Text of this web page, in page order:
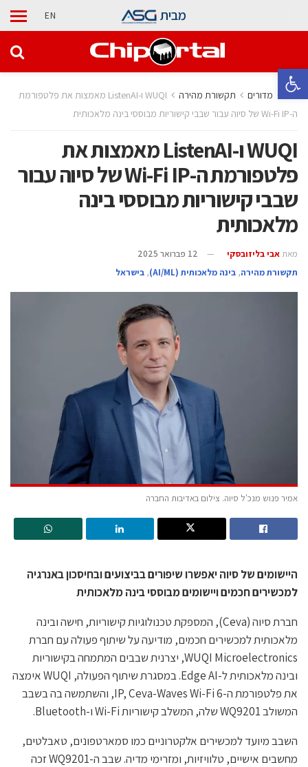
פתח סרגל נגישות
מבית EN
בית מדורים תקשורת מהירה
WUQI ו-ListenAI מאמצות את פלטפורמת
ה-Wi-Fi IP של סיוה עבור שבבי קישוריות מבוססי בינה מלאכותית
WUQI ו-ListenAI מאמצות את
פלטפורמת ה-Wi-Fi IP של סיוה עבור
שבבי קישוריות מבוססי בינה
מלאכותית
מאת אבי בליזובסקי
12 פברואר 2025
תקשורת מהירה, בינה מלאכותית (AI/ML) , בישראל
אמיר פנוש מנכ'ל סיוה. צילום באדיבות החברה
היישומים של סיוה יאפשרו שיפורים בביצועים ובחיסכון באנרגיה
למכשירים חכמים ויישומים מבוססי בינה מלאכותית
חברת סיוה (Ceva), המספקת טכנולוגיות קישוריות, חישה ובינה
מלאכותית למכשירים חכמים, מודיעה על שיתוף פעולה עם חברת
WUQI Microelectronics, יצרנית שבבים המתמחה בקישוריות
ובינה מלאכותית ל-Edge AI. במסגרת שיתוף הפעולה, WUQI אימצה
את פלטפורמת ה-IP, Ceva-Waves Wi-Fi 6, והשתמשה בה בשבב
המשולב WQ9201 שלה, המשלב קישוריות Wi-Fi ו-Bluetooth.
השבב מיועד למכשירים אלקטרוניים כמו סמארטפונים, טאבלטים,
מחשבים אישיים, טלוויזיות, ומזרימי מדיה. שבב ה-WQ9201 זכה